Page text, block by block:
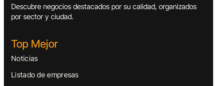
Descubre negocios destacados por su calidad, organizados
por sector y ciudad.
Top Mejor
Noticias
Listado de empresas